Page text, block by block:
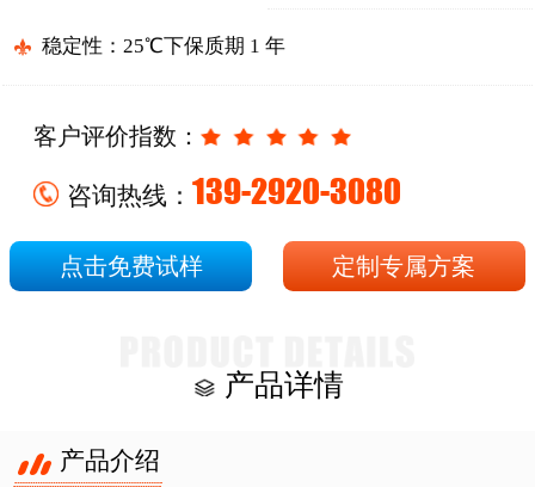
稳定性：25℃下保质期 1 年
客户评价指数：
咨询热线： 139-2920-3080
点击免费试样 定制专属方案
产品详情
产品介绍